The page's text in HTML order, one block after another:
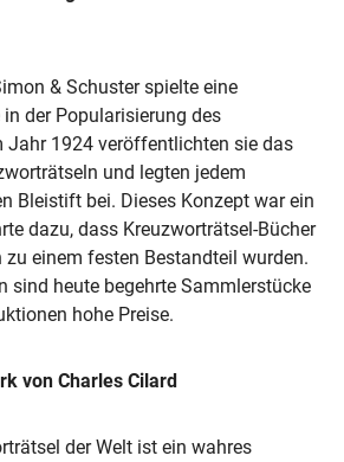
& Schuster spielte eine
der Popularisierung des
Jahr 1924 veröffentlichten sie das
und legten jedem
Bleistift bei. Dieses Konzept war ein
dazu, dass Kreuzworträtsel-Bücher
einem festen Bestandteil wurden.
sind heute begehrte Sammlerstücke
hohe Preise.
von Charles Cilard
der Welt ist ein wahres